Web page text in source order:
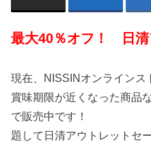
最大40％オフ！ 日清
現在、NISSINオンライン
賞味期限が近くなった商品
で販売中です！
題して日清アウトレットセ